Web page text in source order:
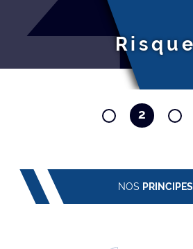
Risque
1 2 3
NOS PRINCIPES